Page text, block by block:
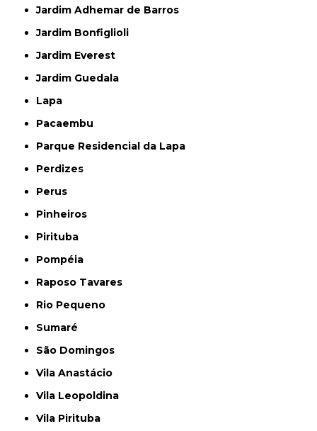
Jardim Adhemar de Barros
Jardim Bonfiglioli
Jardim Everest
Jardim Guedala
Lapa
Pacaembu
Parque Residencial da Lapa
Perdizes
Perus
Pinheiros
Pirituba
Pompéia
Raposo Tavares
Rio Pequeno
Sumaré
São Domingos
Vila Anastácio
Vila Leopoldina
Vila Pirituba